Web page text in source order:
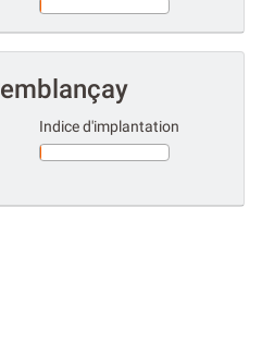
Indice d'implantation